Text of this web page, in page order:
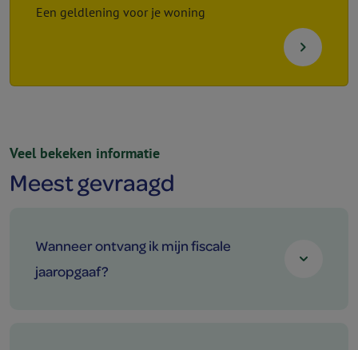
Een geldlening voor je woning
navigate_next
Veel bekeken informatie
Meest gevraagd
Wanneer ontvang ik mijn fiscale
jaaropgaaf?